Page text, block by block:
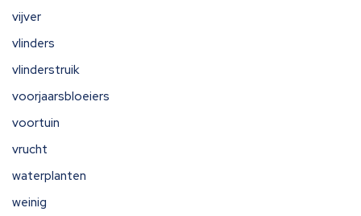
vijver
vlinders
vlinderstruik
voorjaarsbloeiers
voortuin
vrucht
waterplanten
weinig